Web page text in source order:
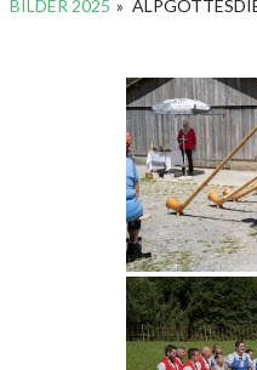
BILDER 2025 »